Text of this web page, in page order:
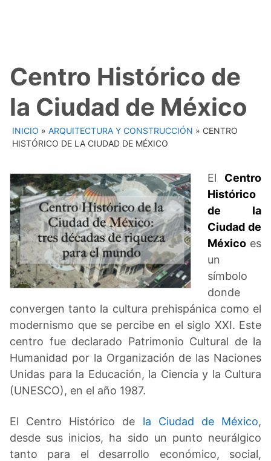
Centro Histórico de
la Ciudad de México
INICIO » ARQUITECTURA Y CONSTRUCCIÓN » CENTRO
HISTÓRICO DE LA CIUDAD DE MÉXICO
El Centro
Histórico
de la
Ciudad de
México es
un
símbolo
donde
convergen tanto la cultura prehispánica como el
modernismo que se percibe en el siglo XXI. Este
centro fue declarado Patrimonio Cultural de la
Humanidad por la Organización de las Naciones
Unidas para la Educación, la Ciencia y la Cultura
(UNESCO), en el año 1987.
El Centro Histórico de la Ciudad de México,
desde sus inicios, ha sido un punto neurálgico
tanto para el desarrollo económico, social,